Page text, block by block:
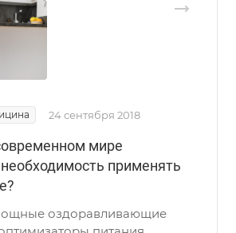
24 сентября 2018
мире
применять
оздоравливающие